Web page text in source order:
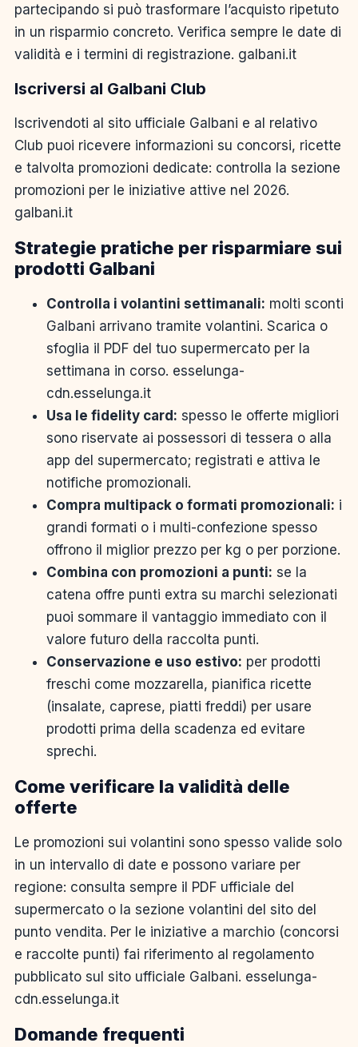
partecipando si può trasformare l’acquisto ripetuto
in un risparmio concreto. Verifica sempre le date di
validità e i termini di registrazione. galbani.it
Iscriversi al Galbani Club
Iscrivendoti al sito ufficiale Galbani e al relativo
Club puoi ricevere informazioni su concorsi, ricette
e talvolta promozioni dedicate: controlla la sezione
promozioni per le iniziative attive nel 2026.
galbani.it
Strategie pratiche per risparmiare sui
prodotti Galbani
Controlla i volantini settimanali: molti sconti
Galbani arrivano tramite volantini. Scarica o
sfoglia il PDF del tuo supermercato per la
settimana in corso. esselunga-
cdn.esselunga.it
Usa le fidelity card: spesso le offerte migliori
sono riservate ai possessori di tessera o alla
app del supermercato; registrati e attiva le
notifiche promozionali.
Compra multipack o formati promozionali: i
grandi formati o i multi-confezione spesso
offrono il miglior prezzo per kg o per porzione.
Combina con promozioni a punti: se la
catena offre punti extra su marchi selezionati
puoi sommare il vantaggio immediato con il
valore futuro della raccolta punti.
Conservazione e uso estivo: per prodotti
freschi come mozzarella, pianifica ricette
(insalate, caprese, piatti freddi) per usare
prodotti prima della scadenza ed evitare
sprechi.
Come verificare la validità delle
offerte
Le promozioni sui volantini sono spesso valide solo
in un intervallo di date e possono variare per
regione: consulta sempre il PDF ufficiale del
supermercato o la sezione volantini del sito del
punto vendita. Per le iniziative a marchio (concorsi
e raccolte punti) fai riferimento al regolamento
pubblicato sul sito ufficiale Galbani. esselunga-
cdn.esselunga.it
Domande frequenti